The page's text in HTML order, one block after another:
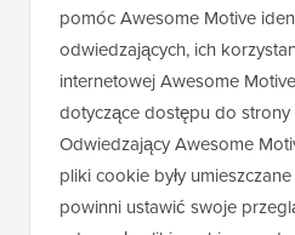
pomóc Awesome Motive
odwiedzających, ich
internetowej Awesome
dotyczące dostępu do strony
Odwiedzający Awesome
pliki cookie były
powinni ustawić swoje